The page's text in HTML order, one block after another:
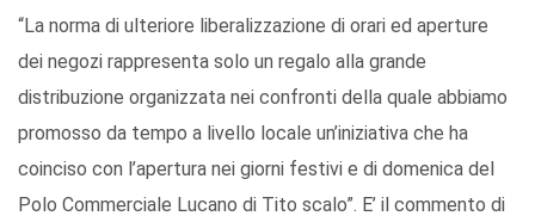
“La norma di ulteriore liberalizzazione di orari ed aperture
dei negozi rappresenta solo un regalo alla grande
distribuzione organizzata nei confronti della quale abbiamo
promosso da tempo a livello locale un’iniziativa che ha
coinciso con l’apertura nei giorni festivi e di domenica del
Polo Commerciale Lucano di Tito scalo”. E’ il commento di